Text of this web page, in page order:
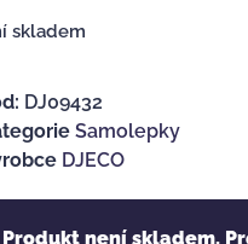
skladem
DJ09432
Samolepky
DJECO
Produkt není skladem.